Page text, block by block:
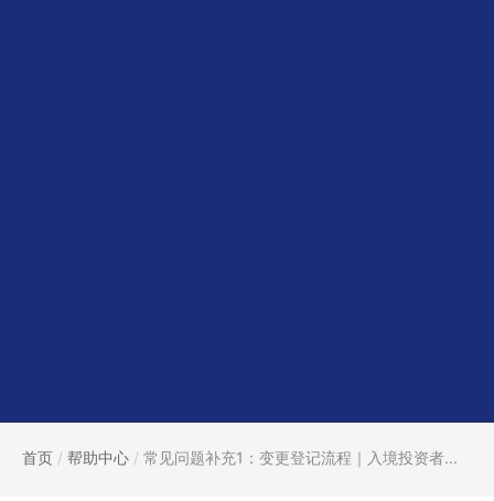
首页 / 帮助中心 / 常见问题补充1：变更登记流程｜入境投资者...